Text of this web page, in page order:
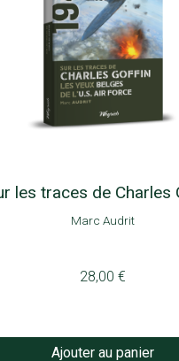
les traces de Charles
Marc Audrit
28,00 €